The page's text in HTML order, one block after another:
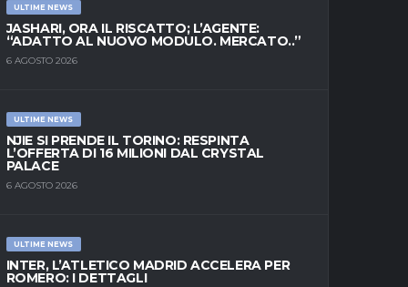
ULTIME NEWS
JASHARI, ORA IL RISCATTO; L’AGENTE:
“ADATTO AL NUOVO MODULO. MERCATO..”
6 AGOSTO 2026
ULTIME NEWS
NJIE SI PRENDE IL TORINO: RESPINTA
L’OFFERTA DI 16 MILIONI DAL CRYSTAL
PALACE
6 AGOSTO 2026
ULTIME NEWS
INTER, L’ATLETICO MADRID ACCELERA PER
ROMERO: I DETTAGLI